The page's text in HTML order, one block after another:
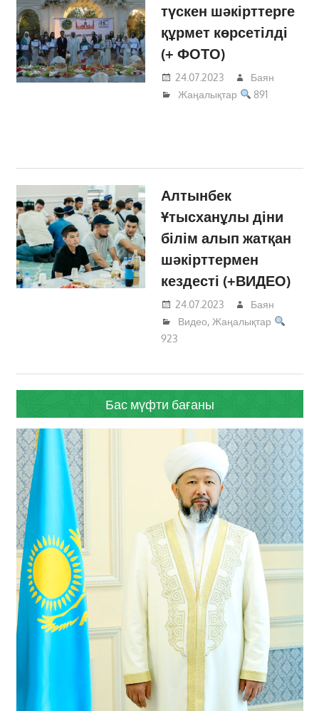
түскен шәкірттерге
құрмет көрсетілді
(+ ФОТО)
24.07.2023
Баян
Жаңалықтар
891
Алтынбек
Ұтысханұлы діни
білім алып жатқан
шәкірттермен
кездесті (+ВИДЕО)
24.07.2023
Баян
Видео, Жаңалықтар
923
Бас мүфти бағаны